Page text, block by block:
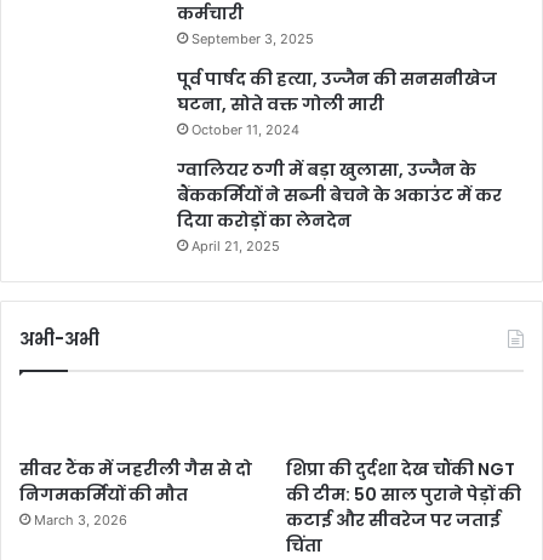
कर्मचारी
September 3, 2025
पूर्व पार्षद की हत्या, उज्जैन की सनसनीखेज
घटना, सोते वक्त गोली मारी
October 11, 2024
ग्वालियर ठगी में बड़ा खुलासा, उज्जैन के
बैंककर्मियों ने सब्जी बेचने के अकाउंट में कर
दिया करोड़ों का लेनदेन
April 21, 2025
अभी-अभी
सीवर टैंक में जहरीली गैस से दो
निगमकर्मियों की मौत
March 3, 2026
शिप्रा की दुर्दशा देख चौंकी NGT
की टीम: 50 साल पुराने पेड़ों की
कटाई और सीवरेज पर जताई
चिंता